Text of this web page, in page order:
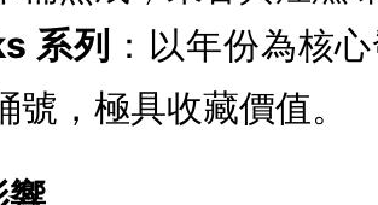
系列 ：以年份為核
號，極具收藏價值。
響